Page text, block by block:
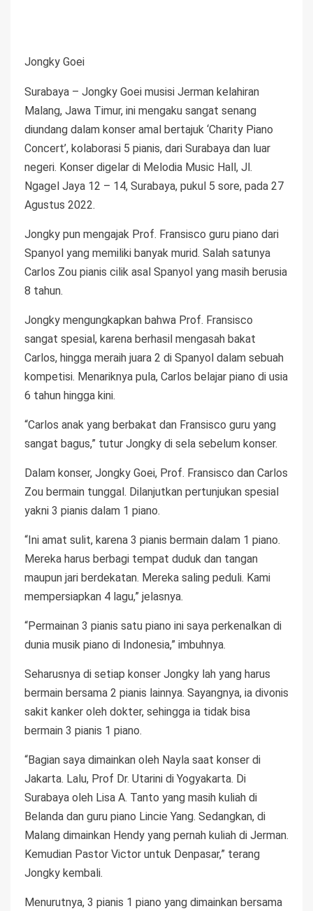
Jongky Goei
Surabaya – Jongky Goei musisi Jerman kelahiran
Malang, Jawa Timur, ini mengaku sangat senang
diundang dalam konser amal bertajuk ‘Charity Piano
Concert’, kolaborasi 5 pianis, dari Surabaya dan luar
negeri. Konser digelar di Melodia Music Hall, Jl.
Ngagel Jaya 12 – 14, Surabaya, pukul 5 sore, pada 27
Agustus 2022.
Jongky pun mengajak Prof. Fransisco guru piano dari
Spanyol yang memiliki banyak murid. Salah satunya
Carlos Zou pianis cilik asal Spanyol yang masih berusia
8 tahun.
Jongky mengungkapkan bahwa Prof. Fransisco
sangat spesial, karena berhasil mengasah bakat
Carlos, hingga meraih juara 2 di Spanyol dalam sebuah
kompetisi. Menariknya pula, Carlos belajar piano di usia
6 tahun hingga kini.
“Carlos anak yang berbakat dan Fransisco guru yang
sangat bagus,” tutur Jongky di sela sebelum konser.
Dalam konser, Jongky Goei, Prof. Fransisco dan Carlos
Zou bermain tunggal. Dilanjutkan pertunjukan spesial
yakni 3 pianis dalam 1 piano.
“Ini amat sulit, karena 3 pianis bermain dalam 1 piano.
Mereka harus berbagi tempat duduk dan tangan
maupun jari berdekatan. Mereka saling peduli. Kami
mempersiapkan 4 lagu,” jelasnya.
“Permainan 3 pianis satu piano ini saya perkenalkan di
dunia musik piano di Indonesia,” imbuhnya.
Seharusnya di setiap konser Jongky lah yang harus
bermain bersama 2 pianis lainnya. Sayangnya, ia divonis
sakit kanker oleh dokter, sehingga ia tidak bisa
bermain 3 pianis 1 piano.
“Bagian saya dimainkan oleh Nayla saat konser di
Jakarta. Lalu, Prof Dr. Utarini di Yogyakarta. Di
Surabaya oleh Lisa A. Tanto yang masih kuliah di
Belanda dan guru piano Lincie Yang. Sedangkan, di
Malang dimainkan Hendy yang pernah kuliah di Jerman.
Kemudian Pastor Victor untuk Denpasar,” terang
Jongky kembali.
Menurutnya, 3 pianis 1 piano yang dimainkan bersama